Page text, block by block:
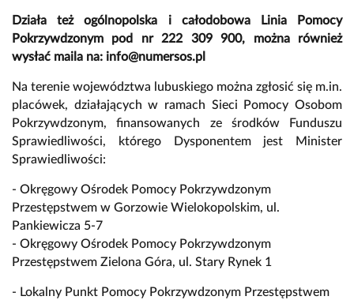
Działa też ogólnopolska i całodobowa Linia Pomocy
Pokrzywdzonym pod nr 222 309 900, można również
wysłać maila na: info@numersos.pl
Na terenie województwa lubuskiego można zgłosić się m.in.
placówek, działających w ramach Sieci Pomocy Osobom
Pokrzywdzonym, finansowanych ze środków Funduszu
Sprawiedliwości, którego Dysponentem jest Minister
Sprawiedliwości:
- Okręgowy Ośrodek Pomocy Pokrzywdzonym
Przestępstwem w Gorzowie Wielokopolskim, ul.
Pankiewicza 5-7
- Okręgowy Ośrodek Pomocy Pokrzywdzonym
Przestępstwem Zielona Góra, ul. Stary Rynek 1
- Lokalny Punkt Pomocy Pokrzywdzonym Przestępstwem